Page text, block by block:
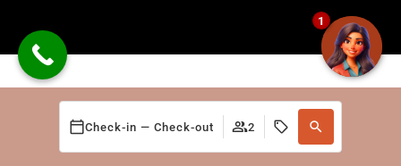
Check-in — Check-out 2
1